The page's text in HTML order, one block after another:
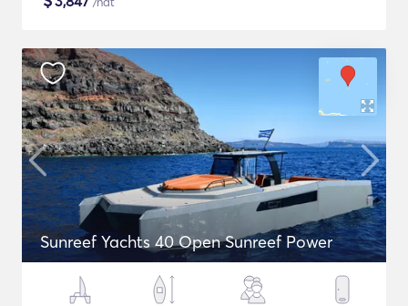
Sunreef Yachts 40 Open Sunreef Power